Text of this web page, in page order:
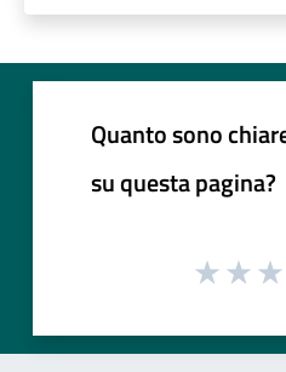
Quanto sono
su questa pagina?